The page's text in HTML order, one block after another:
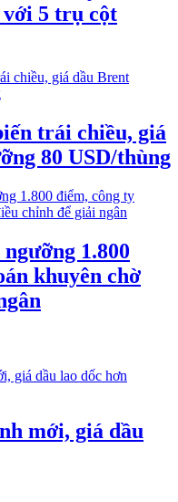
5 trụ cột
trái chiều, giá
80 USD/thùng
1.800
khuyên chờ
mới, giá dầu